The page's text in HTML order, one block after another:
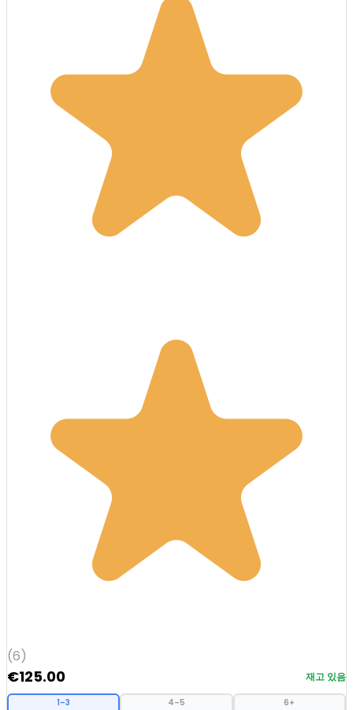
(6)
€125.00 재고 있음
1–3 4–5 6+